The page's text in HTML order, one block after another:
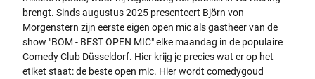
brengt. Sinds augustus 2025 presenteert Björn von
Morgenstern zijn eerste eigen open mic als gastheer van de
show "BOM - BEST OPEN MIC" elke maandag in de populaire
Comedy Club Düsseldorf. Hier krijg je precies wat er op het
etiket staat: de beste open mic. Hier wordt comedygoud